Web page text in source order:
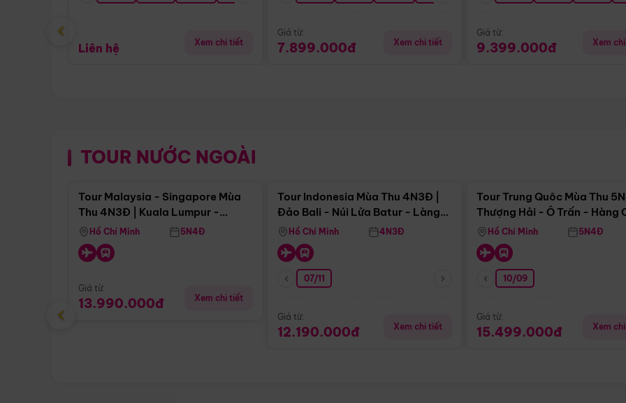
Liên hệ Xem chi tiết
Giá từ:
7.899.000đ Xem chi tiết
Giá từ:
9.399.000đ Xem
‹
TOUR NƯỚC NGOÀI
Điểm nổi bật
Tour Malaysia - Singapore Mùa
Thu 4N3Đ | Kuala Lumpur -
Malacca - Johor Baru -
Singapore
Hồ Chí Minh 5N4Đ
Giá từ:
13.990.000đ Xem chi tiết
Tour Indonesia Mùa Thu 4N3Đ |
Đảo Bali - Núi Lửa Batur - Làng
Penglipuran
Hồ Chí Minh 4N3Đ
07/11
Giá từ:
12.190.000đ Xem chi tiết
Tour Trung Quôc Mùa Thu
Thượng Hải - Ô Trấn - Hàng
(Tour Không Shopping)
Hồ Chí Minh 5N4Đ
10/09
Giá từ:
15.499.000đ Xem
‹